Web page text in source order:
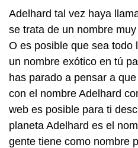
Adelhard tal vez haya
se trata de un nombre
O es posible que sea todo
un nombre exótico en tú
has parado a pensar a
con el nombre Adelhard
web es posible para ti
planeta Adelhard es el
gente tiene como nombre